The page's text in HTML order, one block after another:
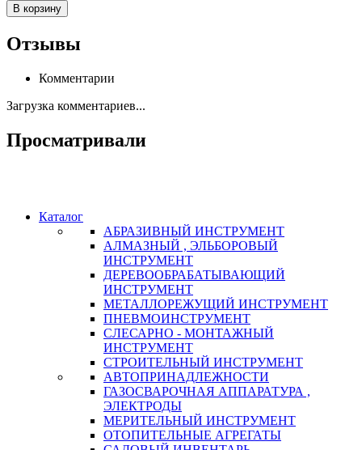
В корзину
Отзывы
Комментарии
Загрузка комментариев...
Просматривали
Каталог
АБРАЗИВНЫЙ ИНСТРУМЕНТ
АЛМАЗНЫЙ , ЭЛЬБОРОВЫЙ
ИНСТРУМЕНТ
ДЕРЕВООБРАБАТЫВАЮЩИЙ
ИНСТРУМЕНТ
МЕТАЛЛОРЕЖУЩИЙ ИНСТРУМЕНТ
ПНЕВМОИНСТРУМЕНТ
СЛЕСАРНО - МОНТАЖНЫЙ
ИНСТРУМЕНТ
СТРОИТЕЛЬНЫЙ ИНСТРУМЕНТ
АВТОПРИНАДЛЕЖНОСТИ
ГАЗОСВАРОЧНАЯ АППАРАТУРА ,
ЭЛЕКТРОДЫ
МЕРИТЕЛЬНЫЙ ИНСТРУМЕНТ
ОТОПИТЕЛЬНЫЕ АГРЕГАТЫ